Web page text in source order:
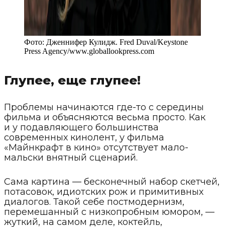
Фото: Дженнифер Кулидж. Fred Duval/Keystone
Press Agency/www.globallookpress.com
Глупее, еще глупее!
Проблемы начинаются где-то с середины
фильма и объясняются весьма просто. Как
и у подавляющего большинства
современных кинолент, у фильма
«Майнкрафт в кино» отсутствует мало-
мальски внятный сценарий.
Сама картина — бесконечный набор скетчей,
потасовок, идиотских рож и примитивных
диалогов. Такой себе постмодернизм,
перемешанный с низкопробным юмором, —
жуткий, на самом деле, коктейль,